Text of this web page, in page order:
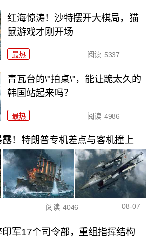
红海惊涛！沙特摆开大棋局，猫
鼠游戏才刚开场
最热 阅读 5337
青瓦台的\"拍桌\"，能让跪太久的
韩国站起来吗？
最热 阅读 4986
！特朗普专机差点与客机撞上
阅读 4046 08-07
军17个司令部，重组指挥结构